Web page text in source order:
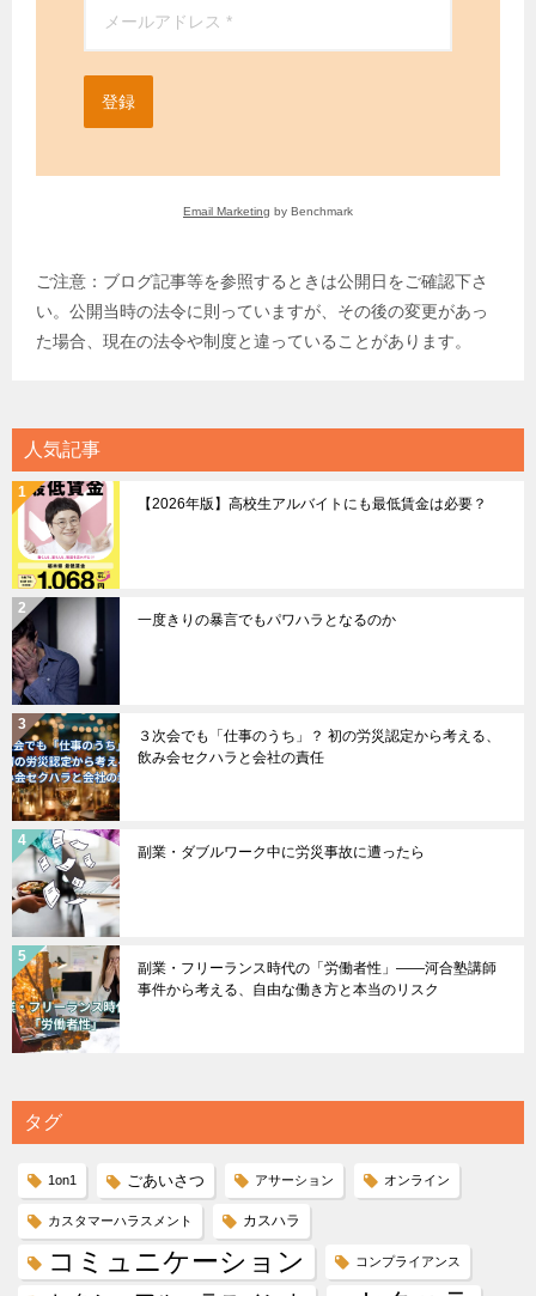
登録
Email Marketing by Benchmark
ご注意：ブログ記事等を参照するときは公開日をご確認下さ
い。公開当時の法令に則っていますが、その後の変更があっ
た場合、現在の法令や制度と違っていることがあります。
人気記事
【2026年版】高校生アルバイトにも最低賃金は必要？
一度きりの暴言でもパワハラとなるのか
３次会でも「仕事のうち」？ 初の労災認定から考える、
飲み会セクハラと会社の責任
副業・ダブルワーク中に労災事故に遭ったら
副業・フリーランス時代の「労働者性」――河合塾講師
事件から考える、自由な働き方と本当のリスク
タグ
1on1 ごあいさつ アサーション オンライン
カスタマーハラスメント カスハラ
コミュニケーション コンプライアンス